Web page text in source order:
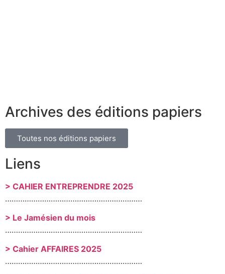
Archives des éditions papiers
Toutes nos éditions papiers
Liens
> CAHIER ENTREPRENDRE 2025
………………………………………………………
> Le Jamésien du mois
………………………………………………………
> Cahier AFFAIRES 2025
………………………………………………………